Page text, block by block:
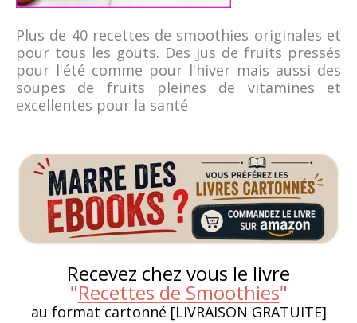
Plus de 40 recettes de smoothies originales et
pour tous les gouts. Des jus de fruits pressés
pour l'été comme pour l'hiver mais aussi des
soupes de fruits pleines de vitamines et
excellentes pour la santé
Recevez chez vous le livre
"Recettes de Smoothies"
au format cartonné [LIVRAISON GRATUITE]